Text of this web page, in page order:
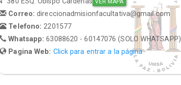
VER MAPA
Correo:direccionadmisionfacultativa@gmail.com
Telefono: 2201577
Whatsapp:63088620 - 60147076 (SOLO WHATSAPP)
Pagina Web: Click para entrar a la página